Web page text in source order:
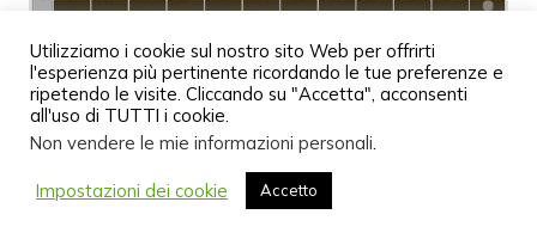
Segui lo stesso metodo delle sei corde, impara a
localizzare le note naturali, poiché idiesis, i bemolle
o le note nelle armoniche litroverai facilmente nei
Utilizziamo i cookie sul nostro sito Web per offrirti
l'esperienza più pertinente ricordando le tue preferenze e
ripetendo le visite. Cliccando su "Accetta", acconsenti
all'uso di TUTTI i cookie.
Non vendere le mie informazioni personali.
Impostazioni dei cookie Accetto